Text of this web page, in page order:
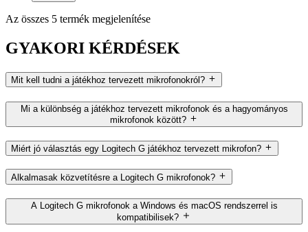
Az összes 5 termék megjelenítése
GYAKORI KÉRDÉSEK
Mit kell tudni a játékhoz tervezett mikrofonokról?
Mi a különbség a játékhoz tervezett mikrofonok és a hagyományos
mikrofonok között?
Miért jó választás egy Logitech G játékhoz tervezett mikrofon?
Alkalmasak közvetítésre a Logitech G mikrofonok?
A Logitech G mikrofonok a Windows és macOS rendszerrel is
kompatibilisek?